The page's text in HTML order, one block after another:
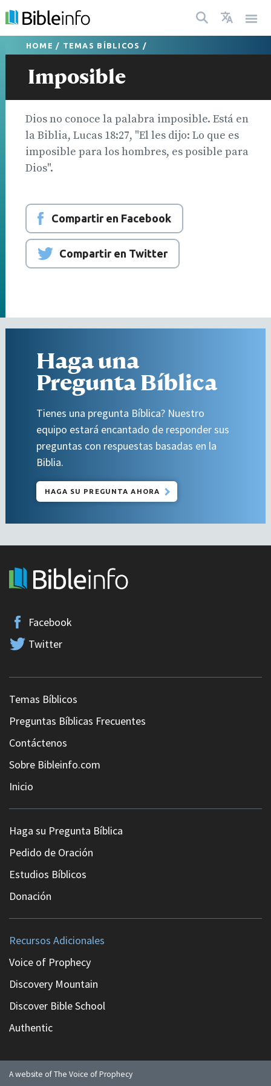
HOME / TEMAS BÍBLICOS /
Imposible
Dios no conoce la palabra imposible. Está en
la Biblia, Lucas 18:27, "El les dijo: Lo que es
imposible para los hombres, es posible para
Dios".
Compartir en Facebook
Compartir en Twitter
Haga una
Pregunta Bíblica
Tienes una pregunta Bíblica? Nuestro
equipo estará encantado de responder sus
preguntas con respuestas basadas en la
Biblia.
HAGA SU PREGUNTA AHORA
Facebook
Twitter
Temas Bíblicos
Preguntas Bíblicas Frecuentes
Contáctenos
Sobre Bibleinfo.com
Inicio
Haga su Pregunta Bíblica
Pedido de Oración
Estudios Bíblicos
Donación
Recursos Adicionales
Voice of Prophecy
Discovery Mountain
Discover Bible School
Authentic
A website of The Voice of Prophecy